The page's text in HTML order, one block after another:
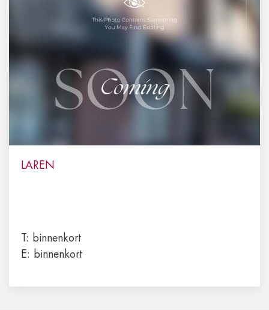
LAREN
T:
binnenkort
E:
binnenkort